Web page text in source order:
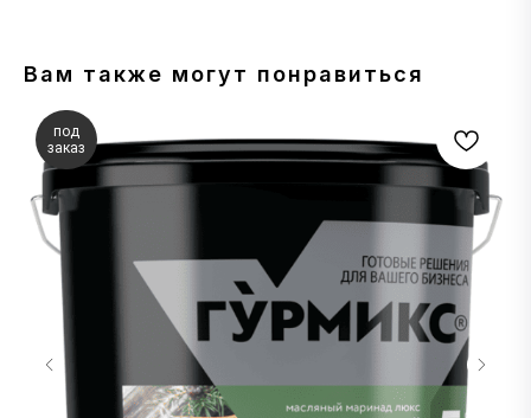
Вам также могут понравиться
под
заказ